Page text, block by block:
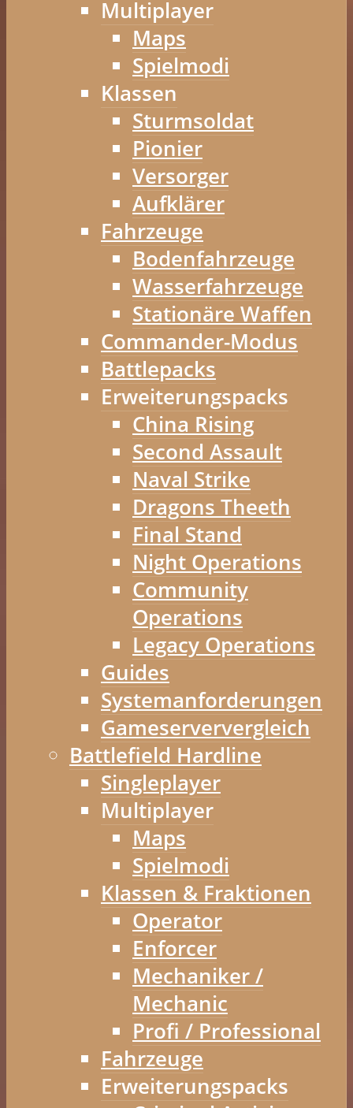
Multiplayer
Maps
Spielmodi
Klassen
Sturmsoldat
Pionier
Versorger
Aufklärer
Fahrzeuge
Bodenfahrzeuge
Wasserfahrzeuge
Stationäre Waffen
Commander-Modus
Battlepacks
Erweiterungspacks
China Rising
Second Assault
Naval Strike
Dragons Theeth
Final Stand
Night Operations
Community
Operations
Legacy Operations
Guides
Systemanforderungen
Gameserververgleich
Battlefield Hardline
Singleplayer
Multiplayer
Maps
Spielmodi
Klassen & Fraktionen
Operator
Enforcer
Mechaniker /
Mechanic
Profi / Professional
Fahrzeuge
Erweiterungspacks